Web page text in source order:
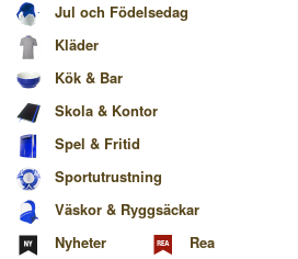
Jul och Födelsedag
Kläder
Kök & Bar
Skola & Kontor
Spel & Fritid
Sportutrustning
Väskor & Ryggsäckar
Nyheter
Rea